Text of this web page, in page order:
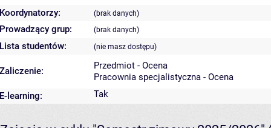
Koordynatorzy:
(brak danych)
Prowadzący grup: (brak danych)
Lista studentów: (nie masz dostępu)
Zaliczenie:
Przedmiot - Ocena
Pracownia specjalistyczna - Ocena
E-learning:
Tak